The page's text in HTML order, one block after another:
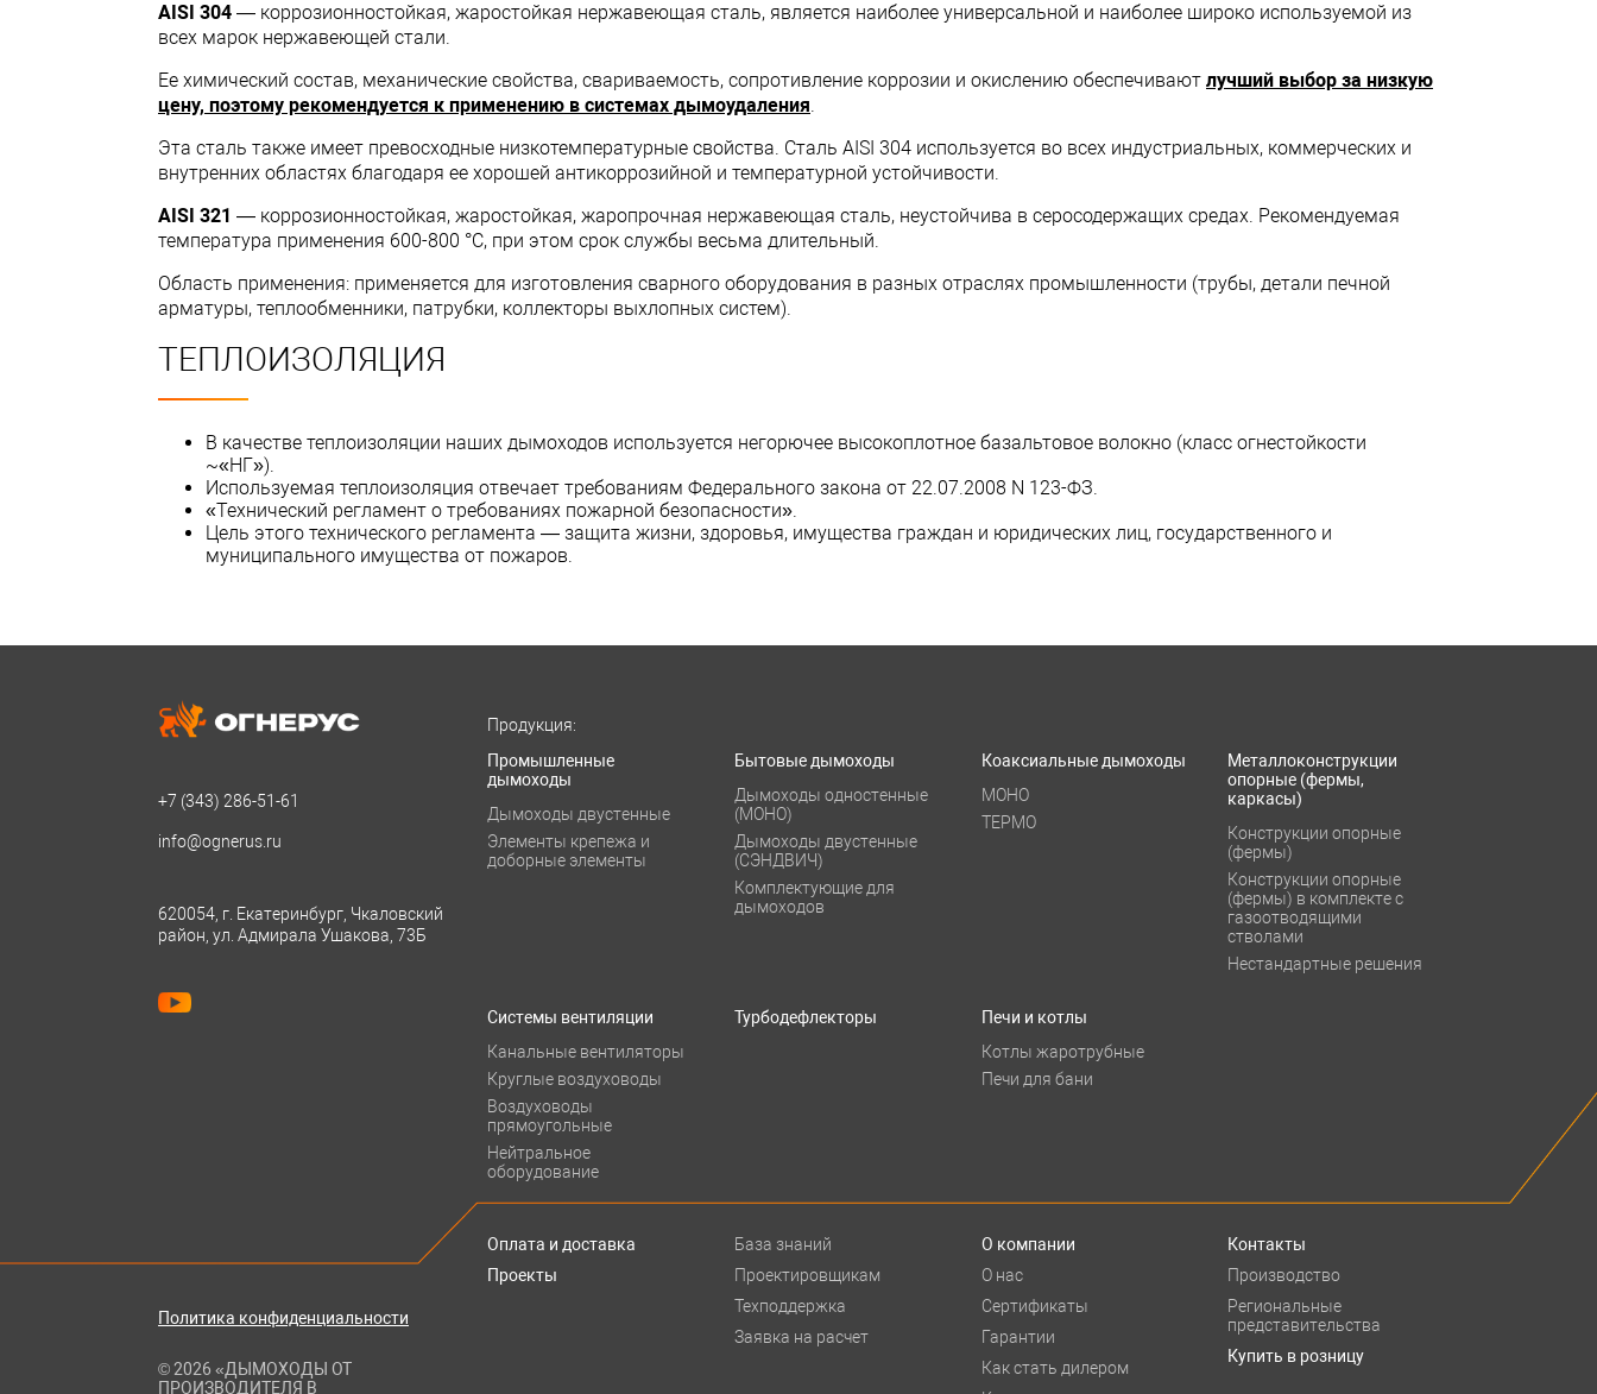
AISI 304 — коррозионностойкая, жаростойкая нержавеющая сталь, является наиболее универсальной и наиболее широко используемой из
всех марок нержавеющей стали.
Ее химический состав, механические свойства, свариваемость, сопротивление коррозии и окислению обеспечивают лучший выбор за низкую
цену, поэтому рекомендуется к применению в системах дымоудаления.
Эта сталь также имеет превосходные низкотемпературные свойства. Сталь AISI 304 используется во всех индустриальных, коммерческих и
внутренних областях благодаря ее хорошей антикоррозийной и температурной устойчивости.
AISI 321 — коррозионностойкая, жаростойкая, жаропрочная нержавеющая сталь, неустойчива в серосодержащих средах. Рекомендуемая
температура применения 600-800 °С, при этом срок службы весьма длительный.
Область применения: применяется для изготовления сварного оборудования в разных отраслях промышленности (трубы, детали печной
арматуры, теплообменники, патрубки, коллекторы выхлопных систем).
ТЕПЛОИЗОЛЯЦИЯ
В качестве теплоизоляции наших дымоходов используется негорючее высокоплотное базальтовое волокно (класс огнестойкости
~«НГ»).
Используемая теплоизоляция отвечает требованиям Федерального закона от 22.07.2008 N 123-ФЗ.
«Технический регламент о требованиях пожарной безопасности».
Цель этого технического регламента — защита жизни, здоровья, имущества граждан и юридических лиц, государственного и
муниципального имущества от пожаров.
+7 (343) 286-51-61
info@ognerus.ru
620054, г. Екатеринбург, Чкаловский
район, ул. Адмирала Ушакова, 73Б
Продукция:
Промышленные
дымоходы
Дымоходы двустенные
Элементы крепежа и
доборные элементы
Бытовые дымоходы
Дымоходы одностенные
(МОНО)
Дымоходы двустенные
(СЭНДВИЧ)
Комплектующие для
дымоходов
Коаксиальные дымоходы
МОНО
ТЕРМО
Металлоконструкции
опорные (фермы,
каркасы)
Конструкции опорные
(фермы)
Конструкции опорные
(фермы) в комплекте с
газоотводящими
стволами
Нестандартные решения
Системы вентиляции
Канальные вентиляторы
Круглые воздуховоды
Воздуховоды
прямоугольные
Нейтральное
оборудование
Турбодефлекторы
Печи и котлы
Котлы жаротрубные
Печи для бани
Политика конфиденциальности
© 2026 «ДЫМОХОДЫ ОТ
ПРОИЗВОДИТЕЛЯ В
Оплата и доставка
Проекты
База знаний
Проектировщикам
Техподдержка
Заявка на расчет
О компании
О нас
Сертификаты
Гарантии
Как стать дилером
Контакты
Производство
Региональные
представительства
Купить в розницу